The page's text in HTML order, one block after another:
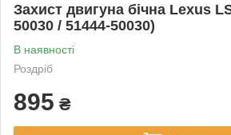
Захист двигуна бічна Lexus
50030 / 51444-50030)
В наявності
Роздріб
895 ₴